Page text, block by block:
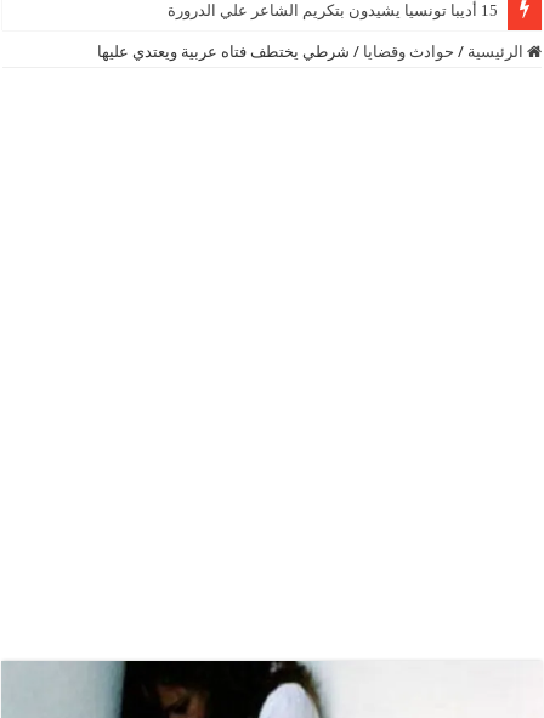
15 أديبا تونسيا يشيدون بتكريم الشاعر علي الدرورة
الرئيسية / حوادث وقضايا / شرطي يختطف فتاه عربية ويعتدي عليها